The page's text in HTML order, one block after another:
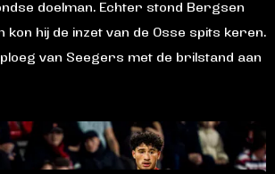
doelman. Echter stond Bergsen
kon hij de inzet van de Osse spits keren.
van Seegers met de brilstand aan